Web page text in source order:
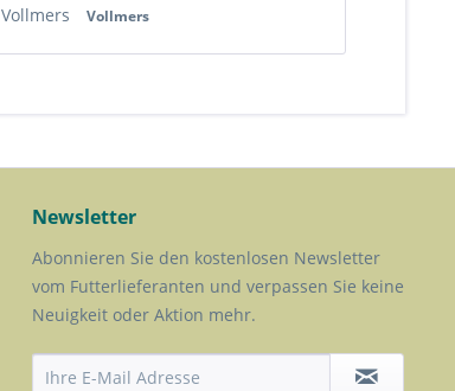
Vollmers Vollmers
Newsletter
Abonnieren Sie den kostenlosen Newsletter
vom Futterlieferanten und verpassen Sie keine
Neuigkeit oder Aktion mehr.